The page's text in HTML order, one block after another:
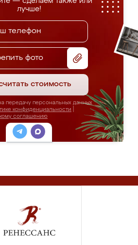
лучше!
фото
стоимость
передачу персональных данных
конфиденциальности
соглашению